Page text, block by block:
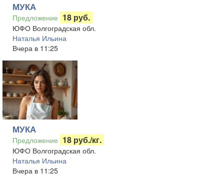
МУКА
Предложение 18 руб.
ЮФО Волгоградская обл.
Наталья Ильина
Вчера в 11:25
МУКА
Предложение 18 руб./кг.
ЮФО Волгоградская обл.
Наталья Ильина
Вчера в 11:25